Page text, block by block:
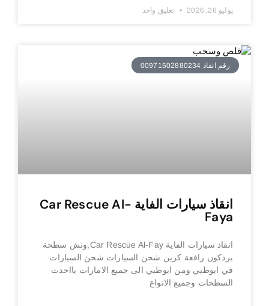
يوليو 26, 2026 تعليق واحد
رقم انقاذ 00971502880234
انقاذ سيارات الفاية Car Rescue Al-
Faya
انقاذ سيارات الفاية Car Rescue Al-Fay,ونش سطحة
بردكون رافعة كرين شحن السيارات شحن السيارات
في ابوظبي ومن ابوظبي الى جميع الامارات بااحدث
السطحات وجميع الانواع